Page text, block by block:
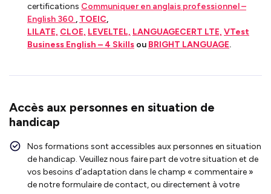
certifications Communiquer en anglais professionnel –
English 360 , TOEIC,
LILATE, CLOE, LEVELTEL, LANGUAGECERT LTE, VTest
Business English – 4 Skills ou BRIGHT LANGUAGE.
Accès aux personnes en situation de
handicap
Nos formations sont accessibles aux personnes en situation
de handicap. Veuillez nous faire part de votre situation et de
vos besoins d’adaptation dans le champ « commentaire »
de notre formulaire de contact, ou directement à votre